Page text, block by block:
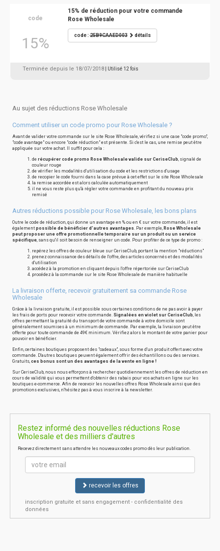
code
15%
15% de réduction pour votre commande
Rose Wholesale
code :25B9CAAED003 détails
Terminée depuis le 18/07/2018 | Utilisé 12 fois
Au sujet des réductions Rose Wholesale
Comment utiliser un code promo pour Rose Wholesale ?
Avant de valider votre commande sur le site Rose Wholesale, vérifiez si une case "code promo",
"code avantage" ou encore "code réduction" est présente. Si c'est le cas, une remise peut être
appliquée sur votre achat. Il suffit pour cela :
de récupérer code promo Rose Wholesale valide sur CeriseClub, signalé de
couleur rouge
de vérifier les modalités d'utilisation du code et les restrictions d'usage
de recopier le code fourni dans la case prévue à cet effet sur le site Rose Wholesale
la remise accordée est alors calculée automatiquement
il ne vous reste plus qu'à régler votre commande en profitant du nouveau prix
remisé
Autres réductions possible pour Rose Wholesale, les bons plans
Outre le code de réduction, qui donne un avantage en % ou en € sur votre commande, il est
également possible de bénéficier d'autres avantages. Par exemple, Rose Wholesale
peut proposer une offre promotionnelle temporaire sur un produit ou un service
spécifique, sans qu'il soit besoin de renseigner un code. Pour profiter de ce type de promo :
repérez les offres de couleur bleue sur CeriseClub, portant la mention "réductions"
prenez connaissance des détails de l'offre, des articles concernés et des modalités
d'utilisation
accédez à la promotion en cliquant depuis l'offre répertoriée sur CeriseClub
procédez à la commande sur le site Rose Wholesale de manière habituelle
La livraison offerte, recevoir gratuitement sa commande Rose
Wholesale
Grâce à la livraison gratuite, il est possible sous certaines conditions de ne pas avoir à payer
les frais de ports pour recevoir votre commande. Signalées en violet sur CeriseClub, les
offres permettant la gratuité du transport de votre commande à votre domicile sont
généralement soumises à un minimum de commande. Par exemple, la livraison peut être
offerte pour toute commande de 49€ minimum. Vérifiez alors le montant de votre panier pour
pouvoir en bénéficier.
Enfin, certaines boutiques proposent des "cadeaux", sous forme d'un produit offert avec votre
commande. D'autres boutiques peuvent également offrir des échantillons ou des services.
Gratuits, ces bonus sont un des avantages de la vente en ligne !
Sur CeriseClub, nous nous efforçons à rechercher quotidiennement les offres de réduction en
cours de validité qui vous permettent d'obtenir des rabais pour vos achats en ligne sur les
boutiques e-commerce. Afin de recevoir les nouvelles offres Rose Wholesale ainsi que des
promotions exclusives, n'hésitez pas à vous inscrire à la newsletter.
Restez informé des nouvelles réductions Rose
Wholesale et des milliers d'autres
Recevez directement sans attendre les nouveaux codes promo dès leur publication.
recevoir les offres
inscription gratuite et sans engagement - confidentialité des
données